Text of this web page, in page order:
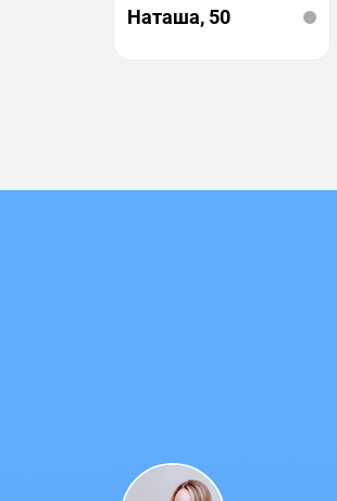
Наташа, 50